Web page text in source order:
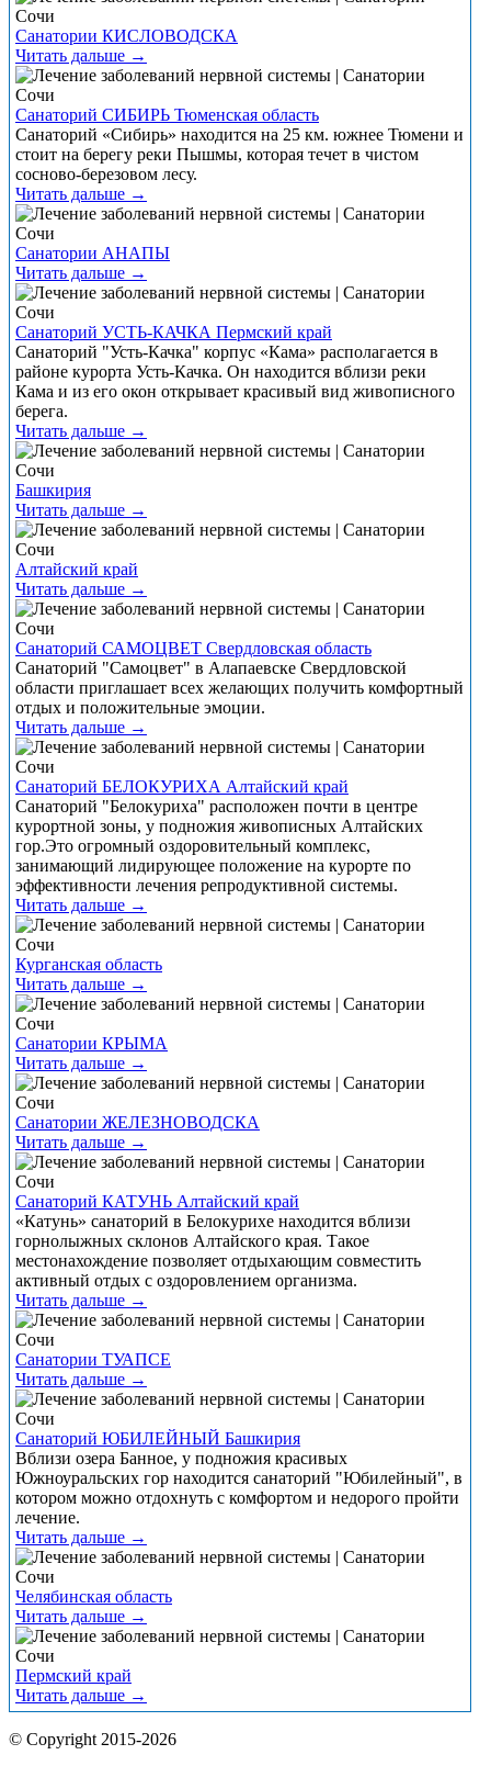
Санатории КИСЛОВОДСКА
Читать дальше →
Санаторий СИБИРЬ Тюменская область
Санаторий «Сибирь» находится на 25 км. южнее Тюмени и
стоит на берегу реки Пышмы, которая течет в чистом
сосново-березовом лесу.
Читать дальше →
Санатории АНАПЫ
Читать дальше →
Санаторий УСТЬ-КАЧКА Пермский край
Санаторий "Усть-Качка" корпус «Кама» располагается в
районе курорта Усть-Качка. Он находится вблизи реки
Кама и из его окон открывает красивый вид живописного
берега.
Читать дальше →
Башкирия
Читать дальше →
Алтайский край
Читать дальше →
Санаторий САМОЦВЕТ Свердловская область
Санаторий "Самоцвет" в Алапаевске Свердловской
области приглашает всех желающих получить комфортный
отдых и положительные эмоции.
Читать дальше →
Санаторий БЕЛОКУРИХА Алтайский край
Санаторий "Белокуриха" расположен почти в центре
курортной зоны, у подножия живописных Алтайских
гор.Это огромный оздоровительный комплекс,
занимающий лидирующее положение на курорте по
эффективности лечения репродуктивной системы.
Читать дальше →
Курганская область
Читать дальше →
Санатории КРЫМА
Читать дальше →
Санатории ЖЕЛЕЗНОВОДСКА
Читать дальше →
Санаторий КАТУНЬ Алтайский край
«Катунь» санаторий в Белокурихе находится вблизи
горнолыжных склонов Алтайского края. Такое
местонахождение позволяет отдыхающим совместить
активный отдых с оздоровлением организма.
Читать дальше →
Санатории ТУАПСЕ
Читать дальше →
Санаторий ЮБИЛЕЙНЫЙ Башкирия
Вблизи озера Банное, у подножия красивых
Южноуральских гор находится санаторий "Юбилейный", в
котором можно отдохнуть с комфортом и недорого пройти
лечение.
Читать дальше →
Челябинская область
Читать дальше →
Пермский край
Читать дальше →
© Copyright 2015-2026